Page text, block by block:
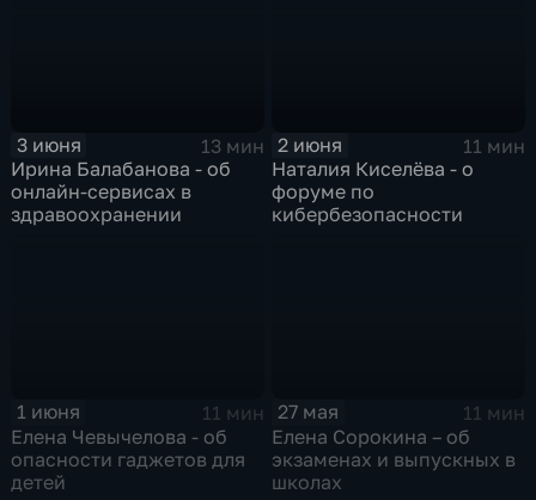
3 июня
13 мин
Ирина Балабанова - об
онлайн-сервисах в
здравоохранении
2 июня
11 мин
Наталия Киселёва - о
форуме по
кибербезопасности
1 июня
11 мин
Елена Чевычелова - об
опасности гаджетов для
детей
27 мая
11 мин
Елена Сорокина – об
экзаменах и выпускных в
школах